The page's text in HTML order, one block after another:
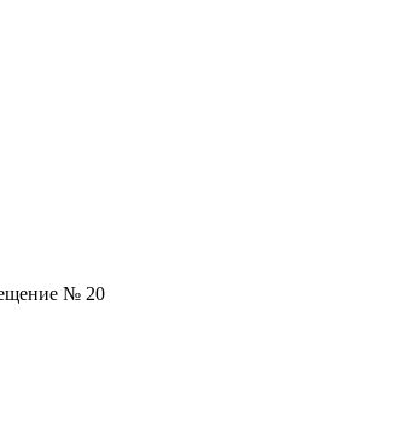
№ 20